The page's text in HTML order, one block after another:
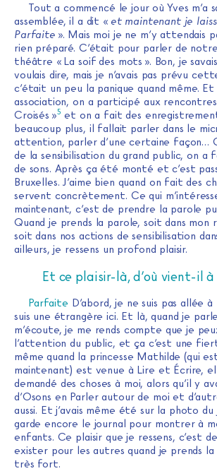
Tout a commencé le jour où Yves m’a
assemblée, il a dit « et maintenant je
Parfaite ». Mais moi je ne m’y attendais
rien préparé. C’était pour parler de
théâtre « La soif des mots ». Bon, je
voulais dire, mais je n’avais pas prévu
c’était un peu la panique quand même.
association, on a participé aux rencontres
Croisés »5 et on a fait des
beaucoup plus, il fallait parler dans le
attention, parler d’une certaine façon…
de la sensibilisation du grand public, on a
de sons. Après ça été monté et c’est
Bruxelles. J’aime bien quand on fait des
servent concrètement. Ce qui
maintenant, c’est de prendre la parole
Quand je prends la parole, soit dans
soit dans nos actions de sensibilisation
ailleurs, je ressens un profond plaisir.
Et ce plaisir-là, d’où vient-il à
Parfaite D’abord, je ne suis pas allée
suis une étrangère ici. Et là, quand je
m’écoute, je me rends compte que je
l’attention du public, et ça c’est une
même quand la princesse Mathilde (qui
maintenant) est venue à Lire et Écrire,
demandé des choses à moi, alors qu’il y
d’Osons en Parler autour de moi et
aussi. Et j’avais même été sur la photo du
garde encore le journal pour montrer à
enfants. Ce plaisir que je ressens, c’est
exister pour les autres quand je prends la
très fort.